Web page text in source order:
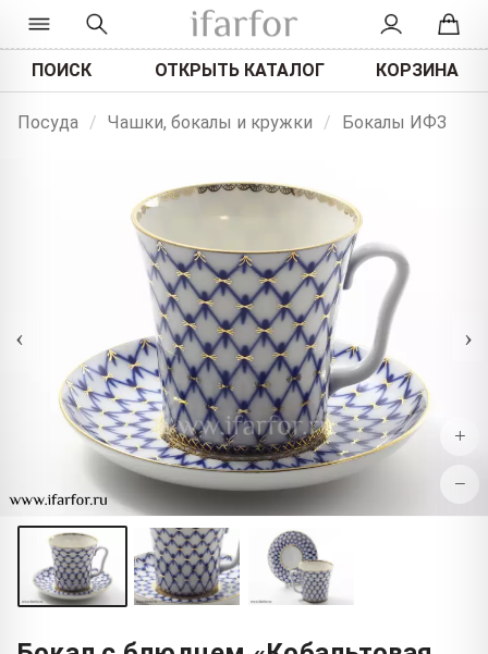
ПОИСК ОТКРЫТЬ КАТАЛОГ КОРЗИНА
Посуда / Чашки, бокалы и кружки / Бокалы ИФЗ
‹ ›
+
−